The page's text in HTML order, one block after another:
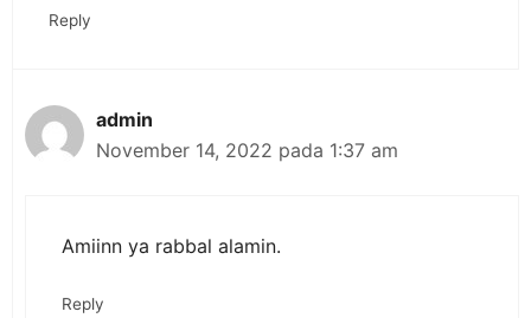
Reply
admin
November 14, 2022 pada 1:37 am
Amiinn ya rabbal alamin.
Reply